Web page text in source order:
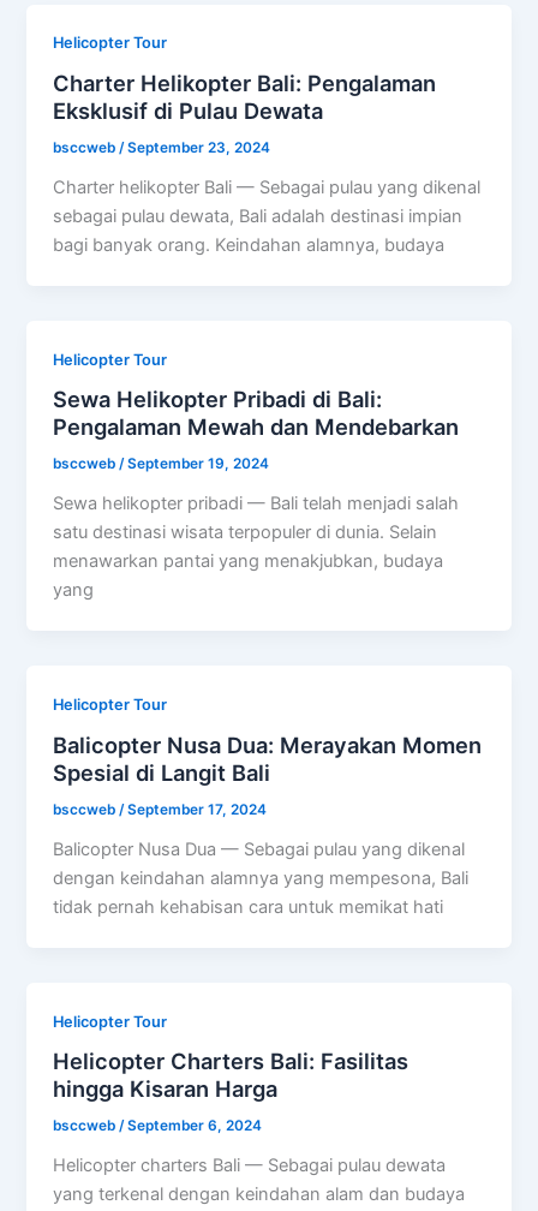
Helicopter Tour
Charter Helikopter Bali: Pengalaman
Eksklusif di Pulau Dewata
bsccweb/September 23, 2024
Charter helikopter Bali — Sebagai pulau yang dikenal
sebagai pulau dewata, Bali adalah destinasi impian
bagi banyak orang. Keindahan alamnya, budaya
Helicopter Tour
Sewa Helikopter Pribadi di Bali:
Pengalaman Mewah dan Mendebarkan
bsccweb/September 19, 2024
Sewa helikopter pribadi — Bali telah menjadi salah
satu destinasi wisata terpopuler di dunia. Selain
menawarkan pantai yang menakjubkan, budaya
yang
Helicopter Tour
Balicopter Nusa Dua: Merayakan Momen
Spesial di Langit Bali
bsccweb /September 17, 2024
Balicopter Nusa Dua — Sebagai pulau yang dikenal
dengan keindahan alamnya yang mempesona, Bali
tidak pernah kehabisan cara untuk memikat hati
Helicopter Tour
Helicopter Charters Bali: Fasilitas
hingga Kisaran Harga
bsccweb/September 6, 2024
Helicopter charters Bali — Sebagai pulau dewata
yang terkenal dengan keindahan alam dan budaya